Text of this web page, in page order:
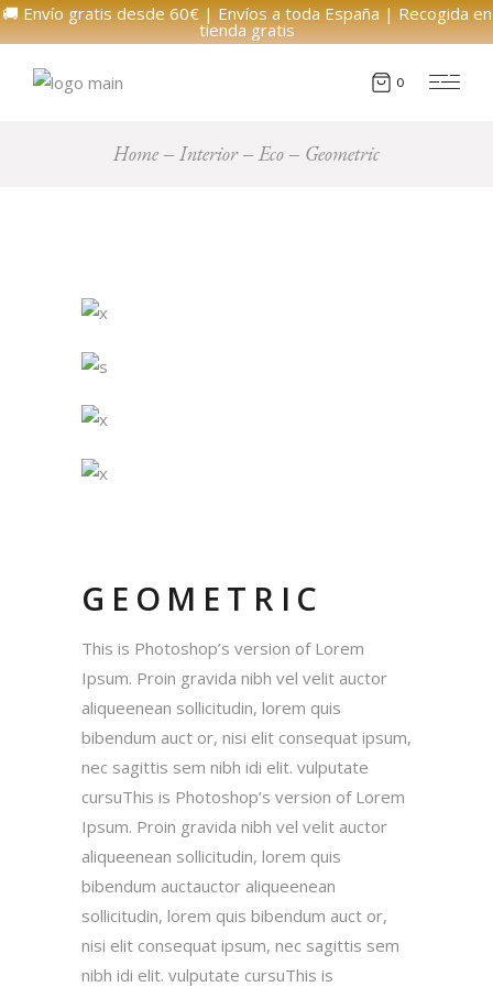
🚚 Envío gratis desde 60€ | Envíos a toda España | Recogida en
tienda gratis
0
Home Interior Eco Geometric
GEOMETRIC
This is Photoshop’s version of Lorem
Ipsum. Proin gravida nibh vel velit auctor
aliqueenean sollicitudin, lorem quis
bibendum auct or, nisi elit consequat ipsum,
nec sagittis sem nibh idi elit. vulputate
cursuThis is Photoshop’s version of Lorem
Ipsum. Proin gravida nibh vel velit auctor
aliqueenean sollicitudin, lorem quis
bibendum auctauctor aliqueenean
sollicitudin, lorem quis bibendum auct or,
nisi elit consequat ipsum, nec sagittis sem
nibh idi elit. vulputate cursuThis is